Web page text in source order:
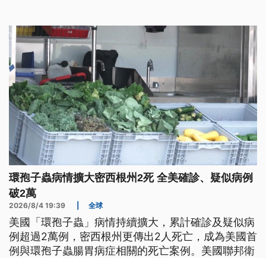
環孢子蟲病情擴大密西根州2死 全美確診、疑似病例
破2萬
2026/8/4 19:39 全球
美國「環孢子蟲」病情持續擴大，累計確診及疑似病
例超過2萬例，密西根州更傳出2人死亡，成為美國首
例與環孢子蟲腸胃病症相關的死亡案例。美國聯邦衛